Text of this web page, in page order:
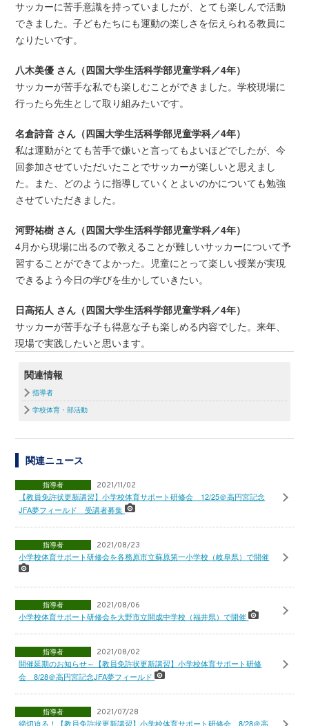
サッカーに苦手意識を持っていましたが、とても楽しんで活動
できました。子どもたちにも運動の楽しさを伝えられる教員に
なりたいです。
八木美優 さん（四国大学生活科学部児童学科／4年）
サッカーが苦手な私でも楽しむことができました。学校現場に
行ったら先生として取り組みたいです。
名倉詩音 さん（四国大学生活科学部児童学科／4年）
私は運動がとても苦手で嫌いと言ってもよいほどでしたが、今
回参加させていただいたことでサッカーが楽しいと思えまし
た。また、どのように指導していくとよいのかについても勉強
させていただきました。
河野祐樹 さん（四国大学生活科学部児童学科／4年）
4月から現場に出るので教えることが難しいサッカーについて予
習することができてよかった。児童にとって楽しい授業が実現
できるよう今日の学びを生かしていきたい。
日高拓人 さん（四国大学生活科学部児童学科／4年）
サッカーが苦手な子も得意な子も楽しめる内容でした。来年、
現場で実践したいと思います。
関連情報
指導者
学校体育・部活動
関連ニュース
指導者 2021/11/02
【教員免許状更新講習】小学校体育サポート研修会 12/25＠高円宮記念
JFA夢フィールド 受講者募集
指導者 2021/08/23
小学校体育サポート研修会を各務原市立蘇原第一小学校（岐阜県）で開催
指導者 2021/08/06
小学校体育サポート研修会を大野市立開成中学校（福井県）で開催
指導者 2021/08/02
開催延期のお知らせ～【教員免許状更新講習】小学校体育サポート研修
会 8/28＠高円宮記念JFA夢フィールド
指導者 2021/07/28
締切迫る！【教員免許状更新講習】小学校体育サポート研修会 8/28＠高